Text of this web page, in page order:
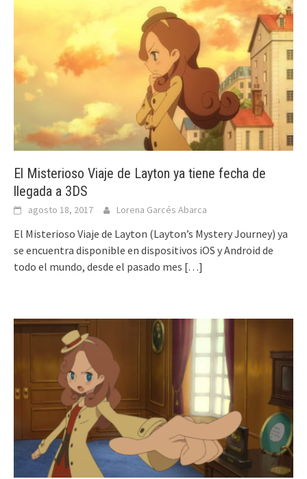
El Misterioso Viaje de Layton ya tiene fecha de
llegada a 3DS
agosto 18, 2017 Lorena Garcés Abarca
El Misterioso Viaje de Layton (Layton’s Mystery Journey) ya
se encuentra disponible en dispositivos iOS y Android de
todo el mundo, desde el pasado mes […]